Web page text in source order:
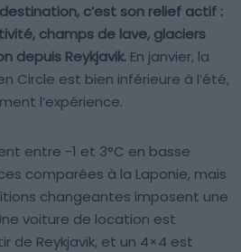
c’est son relief actif :
champs de lave, glaciers
depuis Reykjavik. En janvier, la
Circle est bien inférieure à l’été,
l’expérience.
entre -1 et 3°C en basse
comparées à la Laponie, mais
changeantes imposent une
voiture de location est
de Reykjavik, et un 4×4 est